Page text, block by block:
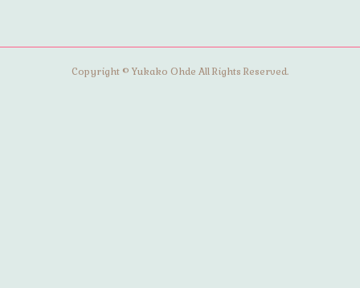
Copyright © Yukako Ohde All Rights Reserved.